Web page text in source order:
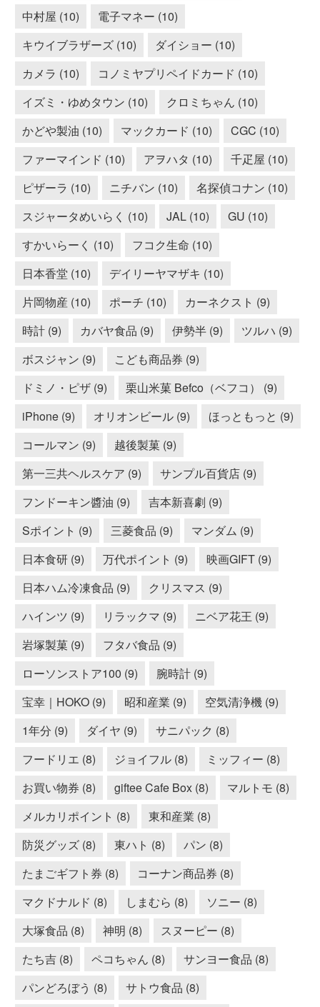
中村屋 (10)
電子マネー (10)
キウイブラザーズ (10)
ダイショー (10)
カメラ (10)
コノミヤプリペイドカード (10)
イズミ・ゆめタウン (10)
クロミちゃん (10)
かどや製油 (10)
マックカード (10)
CGC (10)
ファーマインド (10)
アヲハタ (10)
千疋屋 (10)
ピザーラ (10)
ニチバン (10)
名探偵コナン (10)
スジャータめいらく (10)
JAL (10)
GU (10)
すかいらーく (10)
フコク生命 (10)
日本香堂 (10)
デイリーヤマザキ (10)
片岡物産 (10)
ポーチ (10)
カーネクスト (9)
時計 (9)
カバヤ食品 (9) 伊勢半 (9)
ツルハ (9)
ボスジャン (9)
こども商品券 (9)
ドミノ・ピザ (9)
栗山米菓 Befco（ベフコ） (9)
iPhone (9)
オリオンビール (9)
ほっともっと (9)
コールマン (9)
越後製菓 (9)
第一三共ヘルスケア (9)
サンプル百貨店 (9)
フンドーキン醬油 (9)
吉本新喜劇 (9)
Sポイント (9)
三菱食品 (9)
マンダム (9)
日本食研 (9)
万代ポイント (9)
映画GIFT (9)
日本ハム冷凍食品 (9)
クリスマス (9)
ハインツ (9)
リラックマ (9)
ニベア花王 (9)
岩塚製菓 (9)
フタバ食品 (9)
ローソンストア100 (9)
腕時計 (9)
宝幸｜HOKO (9)
昭和産業 (9)
空気清浄機 (9)
1年分 (9)
ダイヤ (9)
サニパック (8)
フードリエ (8)
ジョイフル (8)
ミッフィー (8)
お買い物券 (8)
giftee Cafe Box (8)
マルトモ (8)
メルカリポイント (8)
東和産業 (8)
防災グッズ (8)
東ハト (8)
パン (8)
たまごギフト券 (8)
コーナン商品券 (8)
マクドナルド (8)
しまむら (8)
ソニー (8)
大塚食品 (8)
神明 (8)
スヌーピー (8)
たち吉 (8)
ペコちゃん (8)
サンヨー食品 (8)
パンどろぼう (8)
サトウ食品 (8)